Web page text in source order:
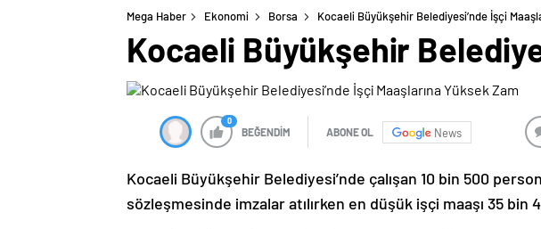
Mega Haber Ekonomi Borsa Kocaeli Büyükşehir Belediyesi’nde İşçi
Kocaeli Büyükşehir
0
BEĞENDİM ABONE OL News
Kocaeli Büyükşehir Belediyesi’nde çalışan 10 bin 500
sözleşmesinde imzalar atılırken en düşük işçi maaşı 35 bin